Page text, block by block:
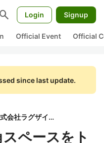
search Login Signup
Official Event Official
since last update.
株式会社ラグザイア
ペースをト